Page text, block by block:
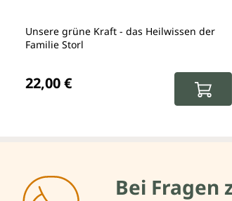
Unsere grüne Kraft - das Heilwissen der
Familie Storl
22,00 €
Bei Fragen